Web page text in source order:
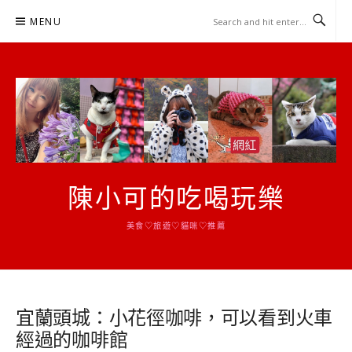
MENU
陳小可的吃喝玩樂
美食♡旅遊♡貓咪♡推薦
宜蘭頭城：小花徑咖啡，可以看到火車
經過的咖啡館